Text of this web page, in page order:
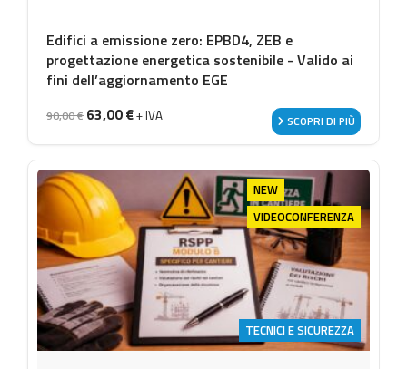
Edifici a emissione zero: EPBD4, ZEB e
progettazione energetica sostenibile - Valido ai
fini dell’aggiornamento EGE
90,00€ Il prezzo originale era: 90,00 €.
63,00€Il prezzo attuale è: 63,00 €.
+ IVA SCOPRI DI PIÙ
NEW
VIDEOCONFERENZA
TECNICI E SICUREZZA